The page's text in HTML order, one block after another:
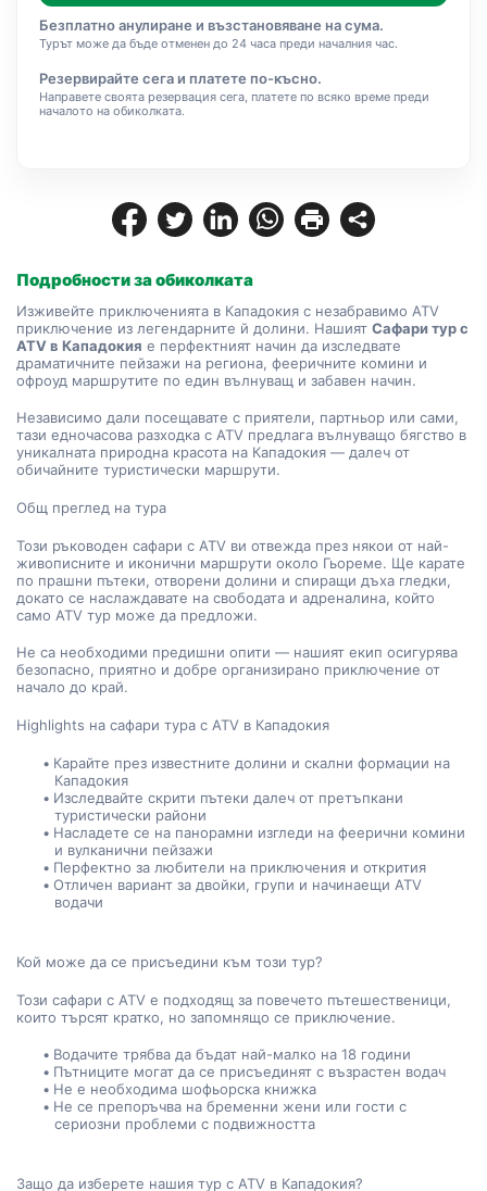
Подробности за обиколката
Изживейте приключенията в Кападокия с незабравимо ATV
приключение из легендарните й долини. Нашият Сафари тур с
ATV в Кападокия е перфектният начин да изследвате
драматичните пейзажи на региона, фееричните комини и
офроуд маршрутите по един вълнуващ и забавен начин.
Независимо дали посещавате с приятели, партньор или сами,
тази едночасова разходка с ATV предлага вълнуващо бягство в
уникалната природна красота на Кападокия — далеч от
обичайните туристически маршрути.
Общ преглед на тура
Този ръководен сафари с ATV ви отвежда през някои от най-
живописните и иконични маршрути около Гьореме. Ще карате
по прашни пътеки, отворени долини и спиращи дъха гледки,
докато се наслаждавате на свободата и адреналина, който
само ATV тур може да предложи.
Не са необходими предишни опити — нашият екип осигурява
безопасно, приятно и добре организирано приключение от
начало до край.
Highlights на сафари тура с ATV в Кападокия
Карайте през известните долини и скални формации на
Кападокия
Изследвайте скрити пътеки далеч от претъпкани
туристически райони
Насладете се на панорамни изгледи на феерични комини
и вулканични пейзажи
Перфектно за любители на приключения и открития
Отличен вариант за двойки, групи и начинаещи ATV
водачи
Кой може да се присъедини към този тур?
Този сафари с ATV е подходящ за повечето пътешественици,
които търсят кратко, но запомнящо се приключение.
Водачите трябва да бъдат най-малко на 18 години
Пътниците могат да се присъединят с възрастен водач
Не е необходима шофьорска книжка
Не се препоръчва на бременни жени или гости с
сериозни проблеми с подвижността
Защо да изберете нашия тур с ATV в Кападокия?
Безплатно анулиране и възстановяване на сума.
Турът може да бъде отменен до 24 часа преди началния час.
Резервирайте сега и платете по-късно.
Направете своята резервация сега, платете по всяко време преди
началото на обиколката.